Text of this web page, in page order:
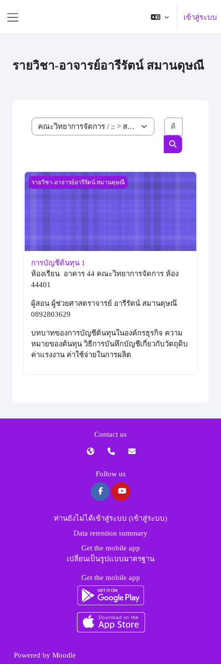
เข้าสู่ระบบ
รายวิชา-อาจารย์อารีรัตน์ สมานดุษณี
ประเภทของรายวิชา
ค้นหารายวิชา
การบัญชีต้นทุน 1
รายวิชา-อาจารย์อารีรัตน์ สมานดุษณี
การบัญชีต้นทุน 1
ห้องเรียน อาคาร 44 คณะวิทยาการจัดการ ห้อง
44401
ผู้สอน ผู้ช่วยศาสตราจารย์ อารีรัตน์ สมานดุษณ๊
0892803629
บทบาทของการบัญชีต้นทุนในองค์กรธุรกิจ ความ
หมายของต้นทุน วิธีการบันทึกบัญชีเกี่ยวกับวัตถุดิบ
ค่าแรงงาน ค่าใช้จ่ายในการผลิต
Contact us
Follow us
ท่านยังไม่ได้เข้าสู่ระบบ (เข้าสู่ระบบ)
Data retention summary
Get the mobile app
เปลี่ยนเป็นรูปแบบมาตรฐาน
Get the mobile app
Powered by Moodle